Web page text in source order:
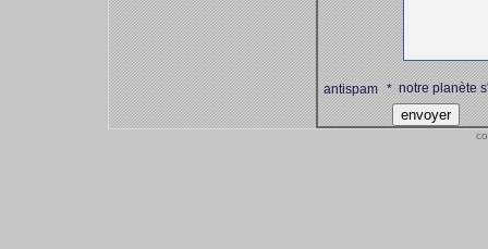
antispam *notre planète